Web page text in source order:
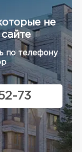
не
по телефону
73